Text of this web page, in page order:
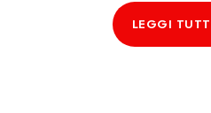
LEGGI